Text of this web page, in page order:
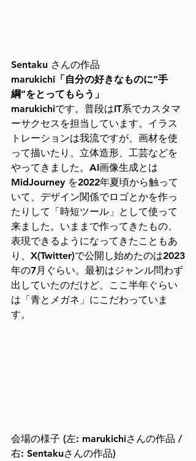
Sentaku さんの作品
marukichi「自分の好きなものに”手
綱”をとってもらう」
marukichiです。普段はIT系でカスタマ
ーサクセスを担当しています。イラス
トレーションは我流ですが、画材を使
って描いたり、立体造形、工芸などを
やってきました。AI画像生成とは
MidJourney を2022年夏頃から触って
いて、デザイン関係でロゴとかを作っ
たりして「時短ツール」として使って
来ました。いままで作ってきたもの、
表現できるようになってきたこともあ
り、X(Twitter)で公開し始めたのは2023
年の7月ぐらい。最初はジャンル問わず
出していたのだけど、ここ半年ぐらい
は「青とメガネ」にこだわっていま
す。
会場の様子 (左: marukichiさんの作品 /
右: Sentakuさんの作品)